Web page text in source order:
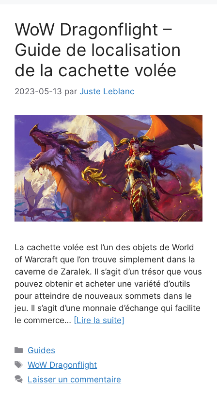
WoW Dragonflight –
Guide de localisation
de la cachette volée
2023-05-13 par Juste Leblanc
La cachette volée est l’un des objets de World
of Warcraft que l’on trouve simplement dans la
caverne de Zaralek. Il s’agit d’un trésor que vous
pouvez obtenir et acheter une variété d’outils
pour atteindre de nouveaux sommets dans le
jeu. Il s’agit d’une monnaie d’échange qui facilite
le commerce… [Lire la suite]
Catégories
Guides
Étiquettes
WoW Dragonflight
Laisser un commentaire